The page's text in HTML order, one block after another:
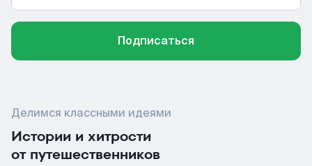
Подписаться
Делимся классными идеями
Истории и хитрости
от путешественников